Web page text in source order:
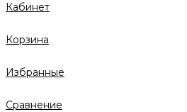
Кабинет
Корзина
Избранные
Сравнение